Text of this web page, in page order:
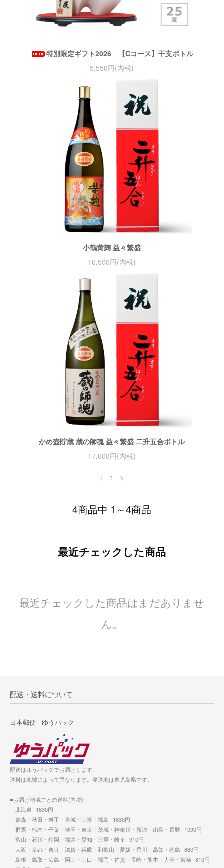
特別限定ギフト2026 【Cコース】干支ボトル
5,550円(内税)
小鶴黄麹 益々繁盛
16,500円(内税)
かめ壺貯蔵 蔵の師魂 益々繁盛 二升五合ボトル
17,600円(内税)
< 1 >
4商品中 1～4商品
最近チェックした商品
最近チェックした商品はまだありませ
ん。
配送・送料について
日本郵便 - ゆうパック
配送はゆうパックでお届けします。
送料は地域によって異なります。発送地は鹿児島県です。
■お届け地域ごとの送料(内税)
北海道--1630円
青森・秋田・岩手・宮城・山形・福島--1630円
群馬・栃木・千葉・埼玉・東京・茨城・神奈川・新潟・山梨・長野--1090円
富山・石川・静岡・福井・愛知・三重・岐阜--910円
大阪・京都・奈良・滋賀・兵庫・和歌山・愛媛・香川・高知・徳島--860円
島根・鳥取・広島・岡山・山口・福岡・佐賀・長崎・熊本・大分・宮崎--810円